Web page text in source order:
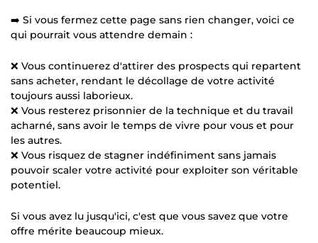
➡️ Si vous fermez cette page sans rien changer, voici ce
qui pourrait vous attendre demain :
❌ Vous continuerez d'attirer des prospects qui repartent
sans acheter, rendant le décollage de votre activité
toujours aussi laborieux.
❌ Vous resterez prisonnier de la technique et du travail
acharné, sans avoir le temps de vivre pour vous et pour
les autres.
❌ Vous risquez de stagner indéfiniment sans jamais
pouvoir scaler votre activité pour exploiter son véritable
potentiel.
Si vous avez lu jusqu'ici, c'est que vous savez que votre
offre mérite beaucoup mieux.